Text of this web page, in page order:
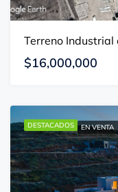
Terreno Industrial
$16,000,000
DESTACADOS EN VENTA